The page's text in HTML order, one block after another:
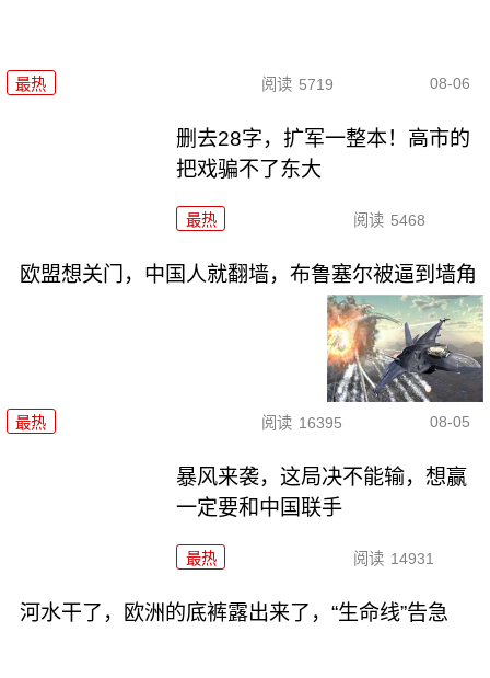
最热 阅读 5719 08-06
删去28字，扩军一整本！高市的
把戏骗不了东大
最热 阅读 5468
欧盟想关门，中国人就翻墙，布鲁塞尔被逼到墙角
最热 阅读 16395 08-05
暴风来袭，这局决不能输，想赢
一定要和中国联手
最热 阅读 14931
河水干了，欧洲的底裤露出来了，“生命线”告急